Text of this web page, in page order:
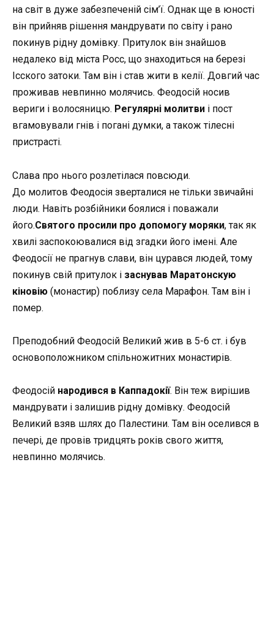
на світ в дуже забезпеченій сім’ї. Однак ще в юності
він прийняв рішення мандрувати по світу і рано
покинув рідну домівку. Притулок він знайшов
недалеко від міста Росс, що знаходиться на березі
Ісского затоки. Там він і став жити в келії. Довгий час
проживав невпинно молячись. Феодосій носив
вериги і волосяницю. Регулярні молитви і пост
вгамовували гнів і погані думки, а також тілесні
пристрасті.
Слава про нього розлетілася повсюди.
До молитов Феодосія зверталися не тільки звичайні
люди. Навіть розбійники боялися і поважали
його.Святого просили про допомогу моряки, так як
хвилі заспокоювалися від згадки його імені. Але
Феодосії не прагнув слави, він цурався людей, тому
покинув свій притулок і заснував Маратонскую
кіновію (монастир) поблизу села Марафон. Там він і
помер.
Преподобний Феодосій Великий жив в 5-6 ст. і був
основоположником спільножитних монастирів.
Феодосій народився в Каппадокії. Він теж вирішив
мандрувати і залишив рідну домівку. Феодосій
Великий взяв шлях до Палестини. Там він оселився в
печері, де провів тридцять років свого життя,
невпинно молячись.